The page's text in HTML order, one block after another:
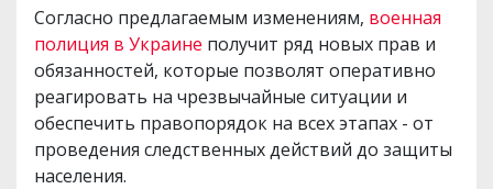
Согласно предлагаемым изменениям, военная
полиция в Украине получит ряд новых прав и
обязанностей, которые позволят оперативно
реагировать на чрезвычайные ситуации и
обеспечить правопорядок на всех этапах - от
проведения следственных действий до защиты
населения.